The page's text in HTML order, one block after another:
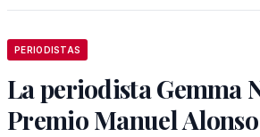
PERIODISTAS
La periodista Gemma
Premio Manuel